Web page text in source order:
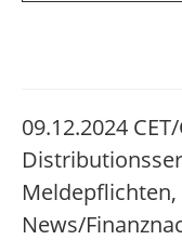
09.12.2024
News/